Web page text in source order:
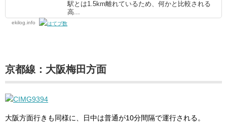
駅とは1.5km離れているため、何かと比較される
高...
ekilog.info
京都線：大阪梅田方面
大阪方面行きも同様に、日中は普通が10分間隔で運行される。